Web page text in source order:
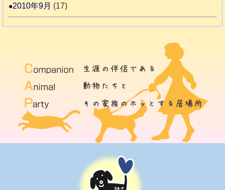
2010年9月 (17)